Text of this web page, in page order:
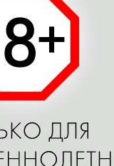
выход в
поможет
душевную
энергией,
в Москве новые
стабильность,
испытать